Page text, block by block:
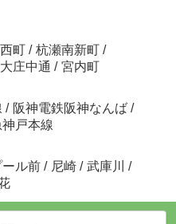
町 / 杭瀬南新町 /
大庄中通 / 宮内町
/ 阪神電鉄阪神なんば /
神戸本線
ル前 / 尼崎 / 武庫川
/